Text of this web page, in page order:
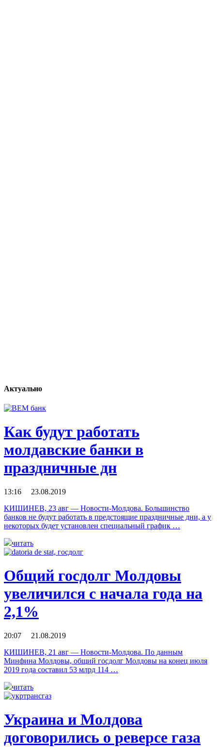
Актуально
Как будут работать
молдавские банки в
праздничные дн
13:16 23.08.2019
КИШИНЕВ, 23 авг — Новости-Молдова. Большинство
банков не будут работать в предстоящие праздничные дни, а у
некоторых будет установлен специальный график …
читать
Общий госдолг Молдовы
увеличился с начала года на
2,1%
20:07 21.08.2019
КИШИНЕВ, 21 авг — Новости-Молдова. По данным
Минфина Молдовы, общий госдолг Молдовы на конец июля
2019 года составил 53 млрд 114 …
читать
Украина и Молдова
договорились о реверсе газа